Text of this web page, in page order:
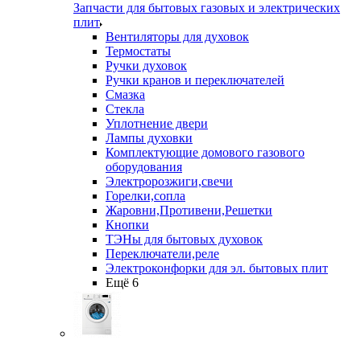
Запчасти для бытовых газовых и электрических
плит
Вентиляторы для духовок
Термостаты
Ручки духовок
Ручки кранов и переключателей
Смазка
Стекла
Уплотнение двери
Лампы духовки
Комплектующие домового газового
оборудования
Электророзжиги,свечи
Горелки,сопла
Жаровни,Противени,Решетки
Кнопки
ТЭНы для бытовых духовок
Переключатели,реле
Электроконфорки для эл. бытовых плит
Ещё 6